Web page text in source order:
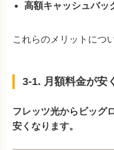
高額キャッシュバッ
これらのメリットにつ
3-1. 月額料金が安
フレッツ光からビッグ
安くなります。